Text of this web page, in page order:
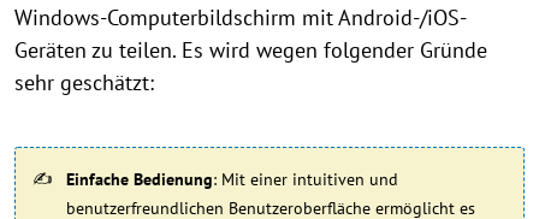
Windows-Computerbildschirm mit Android-/iOS-
Geräten zu teilen. Es wird wegen folgender Gründe
sehr geschätzt:
Einfache Bedienung: Mit einer intuitiven und
benutzerfreundlichen Benutzeroberfläche ermöglicht es